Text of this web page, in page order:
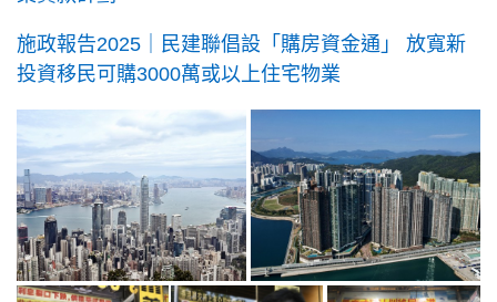
施政報告2025｜民建聯倡設「購房資金通」 放寬新
投資移民可購3000萬或以上住宅物業